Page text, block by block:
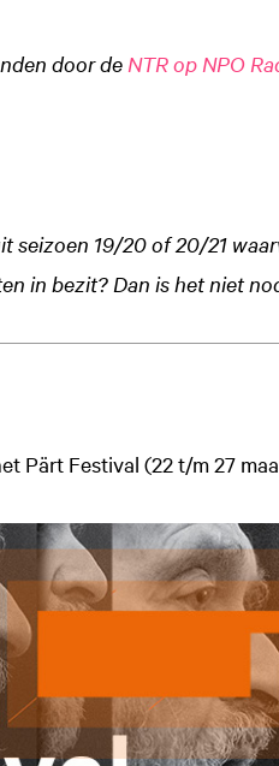
door de NTR op NPO
seizoen 19/20 of 20/21
in bezit? Dan is het niet
Pärt Festival (22 t/m 27